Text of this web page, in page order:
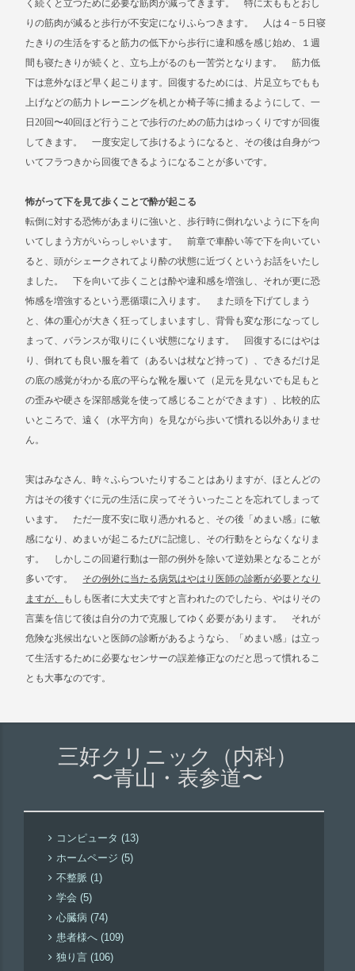
く続くと立つために必要な筋肉が減ってきます。 特に太ももとおし
りの筋肉が減ると歩行が不安定になりふらつきます。 人は４−５日寝
たきりの生活をすると筋力の低下から歩行に違和感を感じ始め、１週
間も寝たきりが続くと、立ち上がるのも一苦労となります。 筋力低
下は意外なほど早く起こります。回復するためには、片足立ちでもも
上げなどの筋力トレーニングを机とか椅子等に捕まるようにして、一
日20回〜40回ほど行うことで歩行のための筋力はゆっくりですが回復
してきます。 一度安定して歩けるようになると、その後は自身がつ
いてフラつきから回復できるようになることが多いです。
怖がって下を見て歩くことで酔が起こる
転倒に対する恐怖があまりに強いと、歩行時に倒れないように下を向
いてしまう方がいらっしゃいます。 前章で車酔い等で下を向いてい
ると、頭がシェークされてより酔の状態に近づくというお話をいたし
ました。 下を向いて歩くことは酔や違和感を増強し、それが更に恐
怖感を増強するという悪循環に入ります。 また頭を下げてしまう
と、体の重心が大きく狂ってしまいますし、背骨も変な形になってし
まって、バランスが取りにくい状態になります。 回復するにはやは
り、倒れても良い服を着て（あるいは杖など持って）、できるだけ足
の底の感覚がわかる底の平らな靴を履いて（足元を見ないでも足もと
の歪みや硬さを深部感覚を使って感じることができます）、比較的広
いところで、遠く（水平方向）を見ながら歩いて慣れる以外ありませ
ん。
実はみなさん、時々ふらついたりすることはありますが、ほとんどの
方はその後すぐに元の生活に戻ってそういったことを忘れてしまって
います。 ただ一度不安に取り憑かれると、その後「めまい感」に敏
感になり、めまいが起こるたびに記憶し、その行動をとらなくなりま
す。 しかしこの回避行動は一部の例外を除いて逆効果となることが
多いです。 その例外に当たる病気はやはり医師の診断が必要となり
ますが、
もしも医者に大丈夫ですと言われたのでしたら、やはりその
言葉を信じて後は自分の力で克服してゆく必要があります。 それが
危険な兆候出ないと医師の診断があるようなら、「めまい感」は立っ
て生活するために必要なセンサーの誤差修正なのだと思って慣れるこ
とも大事なのです。
三好クリニック（内科）
〜青山・表参道〜
コンピュータ (13)
ホームページ (5)
不整脈 (1)
学会 (5)
心臓病 (74)
患者様へ (109)
独り言 (106)